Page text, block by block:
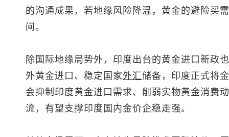
的沟通成果，若地缘风险降温，黄金的避险买
间。
除国际地缘局势外，印度出台的黄金进口新政
外黄金进口、稳定国家外汇储备，印度正式将
会抑制印度黄金进口需求、削弱实物黄金消费
流，有望支撑印度国内金价企稳走强。